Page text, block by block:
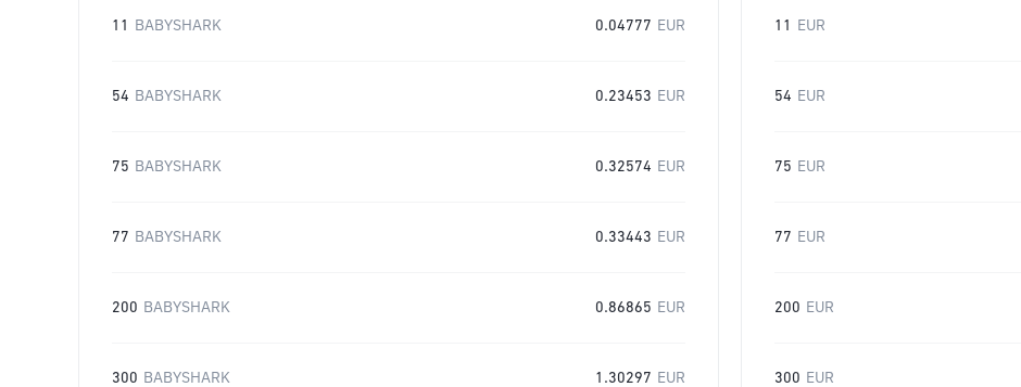
11 BABYSHARK 0.04777 EUR
54 BABYSHARK 0.23453 EUR
75 BABYSHARK 0.32574 EUR
77 BABYSHARK 0.33443 EUR
200 BABYSHARK 0.86865 EUR
300 BABYSHARK 1.30297 EUR
11 EUR
54 EUR
75 EUR
77 EUR
200 EUR
300 EUR